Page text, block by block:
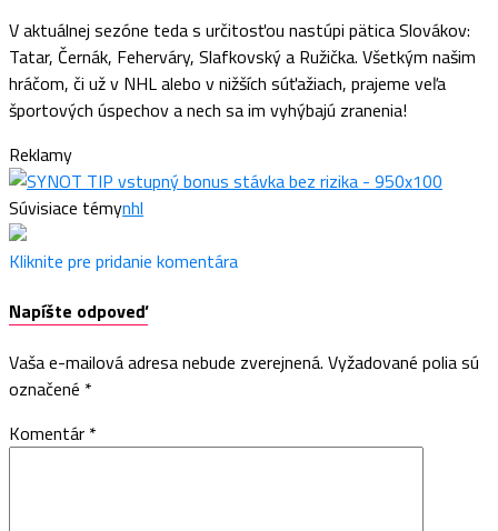
V aktuálnej sezóne teda s určitosťou nastúpi pätica Slovákov:
Tatar, Černák, Feherváry, Slafkovský a Ružička. Všetkým našim
hráčom, či už v NHL alebo v nižších súťažiach, prajeme veľa
športových úspechov a nech sa im vyhýbajú zranenia!
Reklamy
Súvisiace témynhl
Kliknite pre pridanie komentára
Napíšte odpoveď
Vaša e-mailová adresa nebude zverejnená. Vyžadované polia sú
označené *
Komentár *